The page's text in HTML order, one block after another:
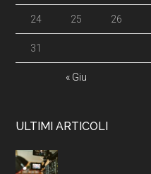
« Giu
24 25 26
31
ULTIMI ARTICOLI